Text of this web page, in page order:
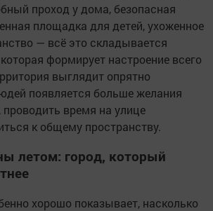
проход у дома, безопасная
площадка для детей, ухоженное
— всё это складывается
формирует настроение всего
выглядит опрятно
появляется больше желания
проводить время на улице
к общему пространству.
летом: город, который
хорошо показывает, насколько